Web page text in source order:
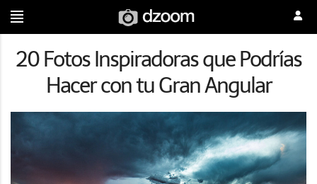
20 Fotos Inspiradoras que Podrías
Hacer con tu Gran Angular